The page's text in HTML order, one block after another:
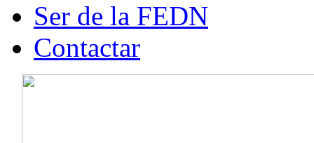
Ser de la FEDN
Contactar